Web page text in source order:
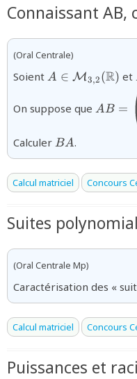
Connaissant AB,
(Oral Centrale)
Soient {A\in{\mathcal
M}_{3,2}
(\mathbb{R})}
A ∈ M3,2 (R) et
On suppose que AB =
Calculer {BA}
BA.
Calcul matriciel Concours
Suites
(Oral Centrale Mp)
Caractérisation des «
Calcul matriciel Concours
Puissances et